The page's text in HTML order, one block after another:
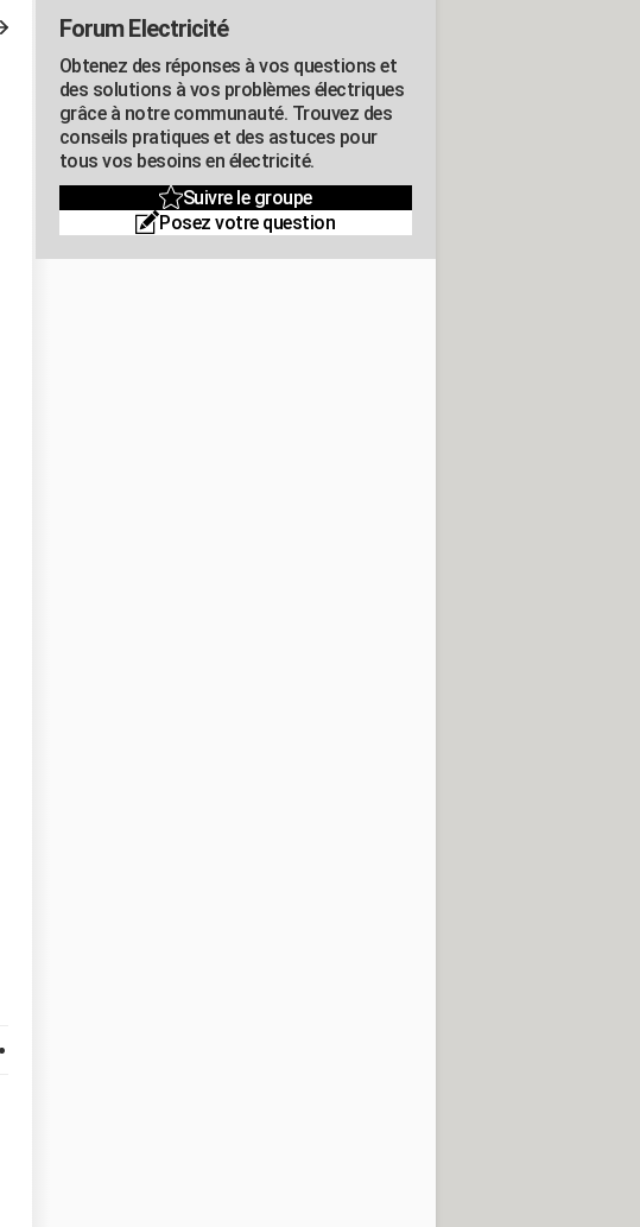
Forum Electricité
Obtenez des réponses à vos questions et
des solutions à vos problèmes électriques
grâce à notre communauté. Trouvez des
conseils pratiques et des astuces pour
tous vos besoins en électricité.
Suivre le groupe
Posez votre question